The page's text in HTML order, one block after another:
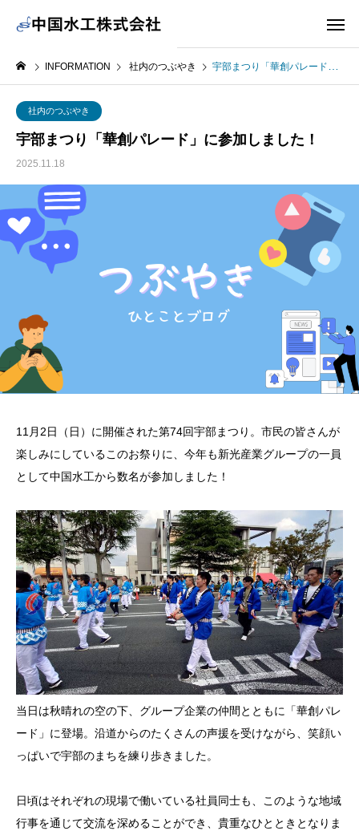
INFORMATION 社内のつぶやき 宇部まつり「華創パレード」に参加しました！
社内のつぶやき
宇部まつり「華創パレード」に参加しました！
2025.11.18
11月2日（日）に開催された第74回宇部まつり。市民の皆さんが
楽しみにしているこのお祭りに、今年も新光産業グループの一員
として中国水工から数名が参加しました！
当日は秋晴れの空の下、グループ企業の仲間とともに「華創パレ
ード」に登場。沿道からのたくさんの声援を受けながら、笑顔い
っぱいで宇部のまちを練り歩きました。
日頃はそれぞれの現場で働いている社員同士も、このような地域
行事を通じて交流を深めることができ、貴重なひとときとなりま